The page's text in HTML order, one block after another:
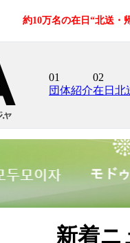
約10万名の在日“北送・
01
団体紹介
02
在日北
新着ニ